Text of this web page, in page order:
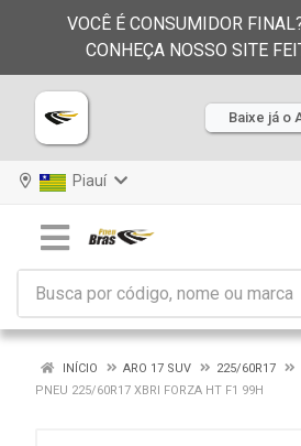
VOCÊ É CONSUMIDOR
CONHEÇA NOSSO SITE
Baixe já o
Piauí
INÍCIO ARO 17 SUV
225/60R17
PNEU 225/60R17 XBRI FORZA HT F1 99H